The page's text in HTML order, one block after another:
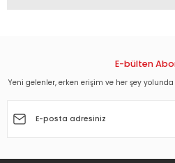
Görüş ve önerileriniz için teşekkür
Ürün açıklamasında eksik bilgiler
E-bülten
Yeni gelenler, erken erişim ve her şey